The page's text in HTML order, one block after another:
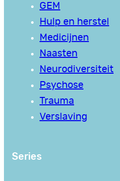
GEM
Hulp en herstel
Medicijnen
Naasten
Neurodiversiteit
Psychose
Trauma
Verslaving
Series